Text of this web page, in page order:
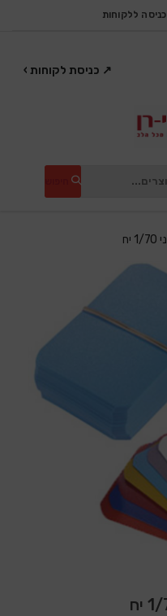
כניסה ללקוחות
↗ כניסת לקוחות ›